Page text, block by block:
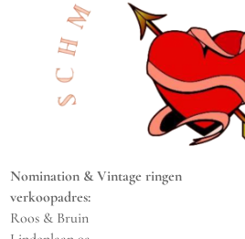
Nomination & Vintage ringen
verkoopadres:
Roos & Bruin